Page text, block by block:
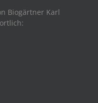
Biogärtner Karl